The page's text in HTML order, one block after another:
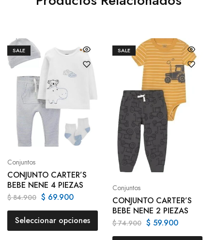
SALE
Conjuntos
CONJUNTO CARTER’S
BEBE NENE 4 PIEZAS
$84.900 $ 69.900
Seleccionar opciones
SALE
Conjuntos
CONJUNTO CARTER’S
BEBE NENE 2 PIEZAS
$74.900 $ 59.900